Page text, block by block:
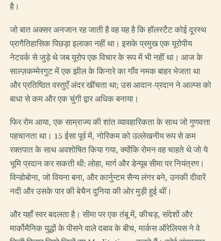
है।
जो बात अक्सर अनजान रह जाती है वह यह है कि हॉलस्टैट कोई दूरस्थ
प्रागैतिहासिक पिछड़ा इलाका नहीं था। इसके प्रमुख एक यूरोपीय
नेटवर्क से जुड़े थे जब यूरोप एक विचार के रूप में भी नहीं था। आज के
साल्ज़कम्मेरगुट में एक झील के किनारे का गाँव नमक बाहर भेजता था
और प्रतिष्ठित वस्तुएँ अंदर खींचता था; उस आदान-प्रदान ने आल्प्स को
बाधा से कम और एक चुंगी द्वार अधिक बनाया।
फिर रोम आया, एक साम्राज्य की शांत व्यावहारिकता के साथ जो गुणवत्ता
पहचानता था। 15 ईसा पूर्व में, नोरिकम को उल्लेखनीय रूप से कम
रक्तपात के साथ अवशोषित किया गया, क्योंकि रोमन वह चाहते थे जो ये
भूमि प्रदान कर सकती थी: लोहा, मार्ग और डेन्यूब सीमा पर नियंत्रण।
विन्डोबोना, जो वियना बना, और कार्नुन्टम सैन्य लंगर बने, उनकी दीवारें
नदी और उसके पार की बेचैन दुनिया की ओर मुड़ी हुई थीं।
और यहाँ स्वर बदलता है। सीमा पर एक तंबू में, कीचड़, संदेशों और
मार्कोमैनिक युद्धों के पीसने वाले दबाव के बीच, मार्कस ऑरेलियस ने वे